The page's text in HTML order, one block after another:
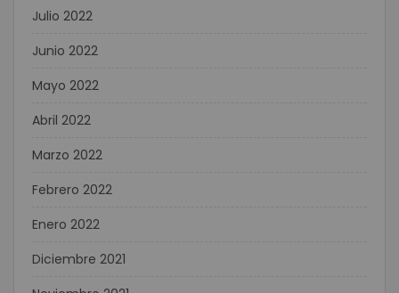
Julio 2022
Junio 2022
Mayo 2022
Abril 2022
Marzo 2022
Febrero 2022
Enero 2022
Diciembre 2021